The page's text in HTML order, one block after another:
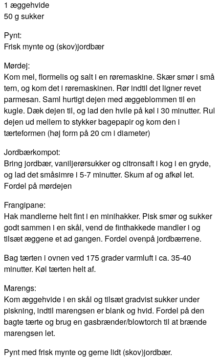
1 æggehvide
50 g sukker
Pynt:
Frisk mynte og (skov)jordbær
Mørdej:
Kom mel, flormelis og salt i en røremaskine. Skær smør i små
tern, og kom det i røremaskinen. Rør indtil det ligner revet
parmesan. Saml hurtigt dejen med æggeblommen til en
kugle. Dæk dejen til, og lad den hvile på køl i 30 minutter. Rul
dejen ud mellem to stykker bagepapir og kom den i
tærteformen (høj form på 20 cm i diameter)
Jordbærkompot:
Bring jordbær, vaniljerørsukker og citronsaft i kog i en gryde,
og lad det småsimre i 5-7 minutter. Skum af og afkøl let.
Fordel på mørdejen
Frangipane:
Hak mandlerne helt fint i en minihakker. Pisk smør og sukker
godt sammen i en skål, vend de finthakkede mandler i og
tilsæt æggene et ad gangen. Fordel ovenpå jordbærrene.
Bag tærten i ovnen ved 175 grader varmluft i ca. 35-40
minutter. Køl tærten helt af.
Marengs:
Kom æggehvide i en skål og tilsæt gradvist sukker under
piskning, indtil marengsen er blank og hvid. Fordel på den
bagte tærte og brug en gasbrænder/blowtorch til at brænde
marengsen let.
Pynt med frisk mynte og gerne lidt (skov)jordbær.